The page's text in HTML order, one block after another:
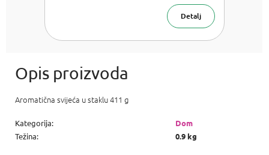
Detalj
Aromatična svijeća u staklu 411 g
Kategorija:
Dom
Težina: 0.9 kg